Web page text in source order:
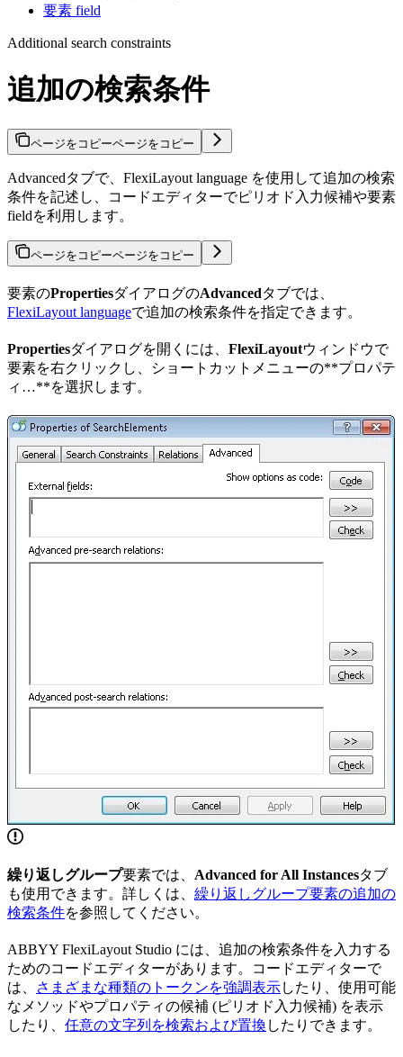
要素 field
Additional search constraints
追加の検索条件
ページをコピーページをコピー
Advancedタブで、FlexiLayout language を使用して追加の検索
条件を記述し、コードエディターでピリオド入力候補や要素
fieldを利用します。
ページをコピーページをコピー
要素のPropertiesダイアログのAdvancedタブでは、
FlexiLayout languageで追加の検索条件を指定できます。
Propertiesダイアログを開くには、 FlexiLayoutウィンドウで
要素を右クリックし、ショートカットメニューの**プロパテ
ィ…**を選択します。
繰り返しグループ要素では、 Advanced for All Instancesタブ
も使用できます。詳しくは、 繰り返しグループ要素の追加の
検索条件を参照してください。
ABBYY FlexiLayout Studio には、追加の検索条件を入力する
ためのコードエディターがあります。コードエディターで
は、
さまざまな種類のトークンを強調表示したり、使用可能
なメソッドやプロパティの候補 (ピリオド入力候補) を表示
したり、 任意の文字列を検索および置換 したりできます。